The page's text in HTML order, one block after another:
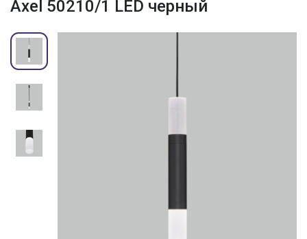
Axel 50210/1 LED черный